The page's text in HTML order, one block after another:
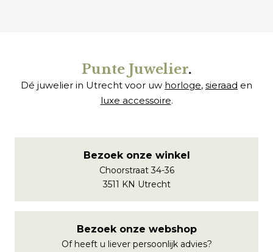
Punte Juwelier.
Dé juwelier in Utrecht voor uw horloge, sieraad en
luxe accessoire.
Bezoek onze winkel
Choorstraat 34-36
3511 KN Utrecht
Bezoek onze webshop
Of heeft u liever persoonlijk advies?